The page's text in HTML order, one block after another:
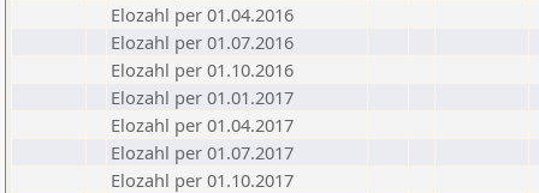
Elozahl per 01.04.2016
Elozahl per 01.07.2016
Elozahl per 01.10.2016
Elozahl per 01.01.2017
Elozahl per 01.04.2017
Elozahl per 01.07.2017
Elozahl per 01.10.2017